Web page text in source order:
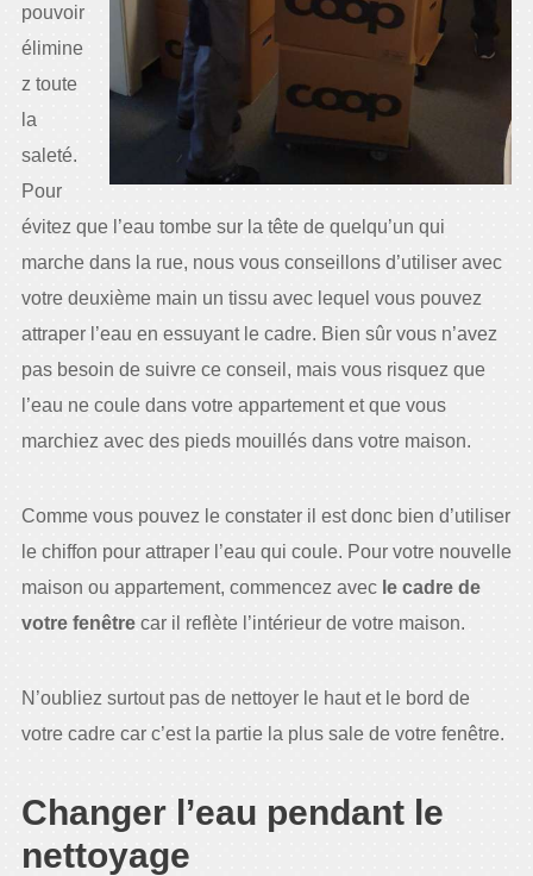
pouvoir
élimine
z toute
la
saleté.
Pour
évitez que l’eau tombe sur la tête de quelqu’un qui
marche dans la rue, nous vous conseillons d’utiliser avec
votre deuxième main un tissu avec lequel vous pouvez
attraper l’eau en essuyant le cadre. Bien sûr vous n’avez
pas besoin de suivre ce conseil, mais vous risquez que
l’eau ne coule dans votre appartement et que vous
marchiez avec des pieds mouillés dans votre maison.
Comme vous pouvez le constater il est donc bien d’utiliser
le chiffon pour attraper l’eau qui coule. Pour votre nouvelle
maison ou appartement, commencez avec le cadre de
votre fenêtrecar il reflète l’intérieur de votre maison.
N’oubliez surtout pas de nettoyer le haut et le bord de
votre cadre car c’est la partie la plus sale de votre fenêtre.
Changer l’eau pendant le
nettoyage